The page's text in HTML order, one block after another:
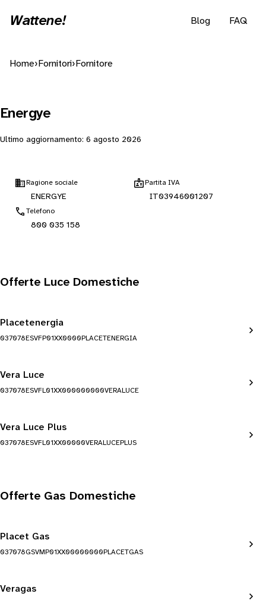
Wattene! Blog FAQ
Home› Fornitori› Fornitore
Energye
Ultimo aggiornamento: 6 agosto 2026
Ragione sociale
ENERGYE
Partita IVA
IT03946001207
Telefono
800 035 158
Offerte Luce Domestiche
Placetenergia
037078ESVFP01XX0000PLACETENERGIA
Vera Luce
037078ESVFL01XX000000000VERALUCE
Vera Luce Plus
037078ESVFL01XX00000VERALUCEPLUS
Offerte Gas Domestiche
Placet Gas
037078GSVMP01XX00000000PLACETGAS
Veragas